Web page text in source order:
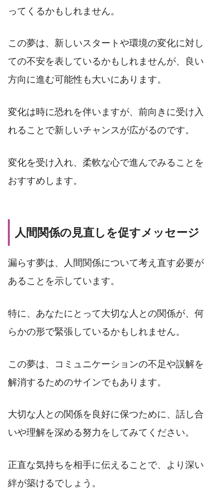
ってくるかもしれません。
この夢は、新しいスタートや環境の変化に対し
ての不安を表しているかもしれませんが、良い
方向に進む可能性も大いにあります。
変化は時に恐れを伴いますが、前向きに受け入
れることで新しいチャンスが広がるのです。
変化を受け入れ、柔軟な心で進んでみることを
おすすめします。
人間関係の見直しを促すメッセージ
漏らす夢は、人間関係について考え直す必要が
あることを示しています。
特に、あなたにとって大切な人との関係が、何
らかの形で緊張しているかもしれません。
この夢は、コミュニケーションの不足や誤解を
解消するためのサインでもあります。
大切な人との関係を良好に保つために、話し合
いや理解を深める努力をしてみてください。
正直な気持ちを相手に伝えることで、より深い
絆が築けるでしょう。